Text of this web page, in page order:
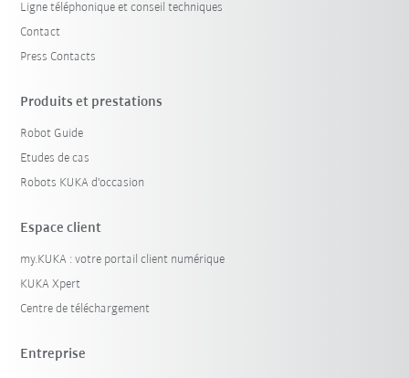
Ligne téléphonique et conseil techniques
Contact
Press Contacts
Produits et prestations
Robot Guide
Etudes de cas
Robots KUKA d'occasion
Espace client
my.KUKA : votre portail client numérique
KUKA Xpert
Centre de téléchargement
Entreprise